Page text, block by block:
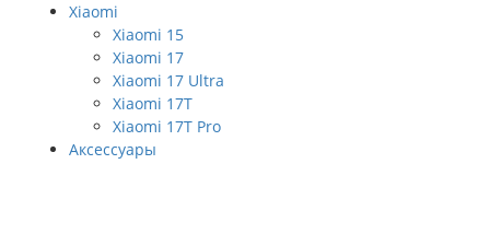
Xiaomi
Xiaomi 15
Xiaomi 17
Xiaomi 17 Ultra
Xiaomi 17T
Xiaomi 17T Pro
Аксессуары